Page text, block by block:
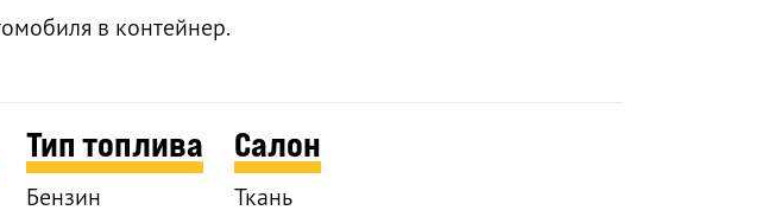
в контейнер.
Тип топлива
Бензин
Салон
Ткань